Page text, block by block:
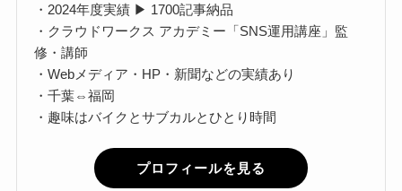
・2024年度実績 ▶ 1700記事納品
・クラウドワークス アカデミー「SNS運用講座」監
修・講師
・Webメディア・HP・新聞などの実績あり
・千葉⇔福岡
・趣味はバイクとサブカルとひとり時間
プロフィールを見る